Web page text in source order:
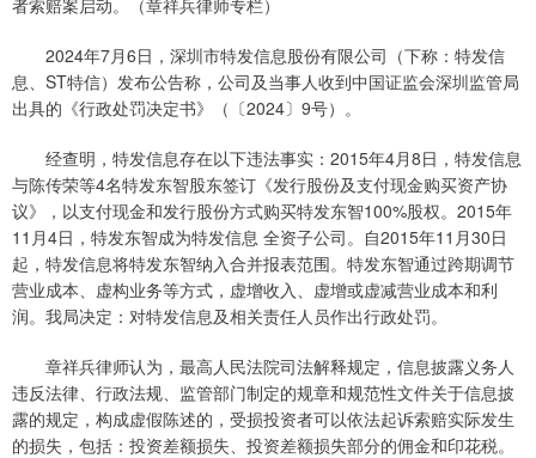
2024年7月6日，深圳市特发信息股份有限公司（下称：特发信
息、ST特信）发布公告称，公司及当事人收到中国证监会深圳监管局
出具的《行政处罚决定书》（〔2024〕9号）。
经查明，特发信息存在以下违法事实：2015年4月8日，特发信息
与陈传荣等4名特发东智股东签订《发行股份及支付现金购买资产协
议》，以支付现金和发行股份方式购买特发东智100%股权。2015年
11月4日，特发东智成为特发信息 全资子公司。自2015年11月30日
起，特发信息将特发东智纳入合并报表范围。特发东智通过跨期调节
营业成本、虚构业务等方式，虚增收入、虚增或虚减营业成本和利
润。我局决定：对特发信息及相关责任人员作出行政处罚。
章祥兵律师认为，最高人民法院司法解释规定，信息披露义务人
违反法律、行政法规、监管部门制定的规章和规范性文件关于信息披
露的规定，构成虚假陈述的，受损投资者可以依法起诉索赔实际发生
的损失，包括：投资差额损失、投资差额损失部分的佣金和印花税。